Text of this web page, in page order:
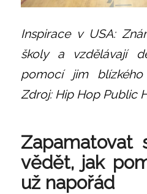
Inspirace v USA:
školy a vzdělávají
pomocí jim
Zdroj: Hip Hop Public
Zapamatovat
vědět, jak
už napořád